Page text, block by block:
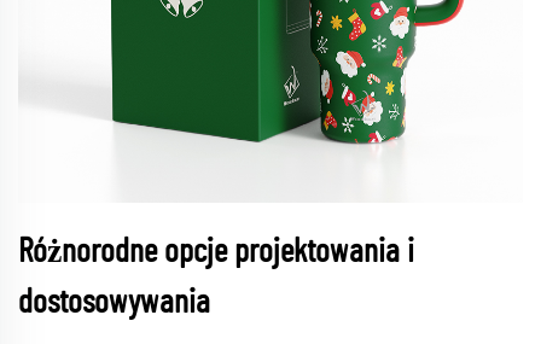
Różnorodne opcje projektowania i
dostosowywania